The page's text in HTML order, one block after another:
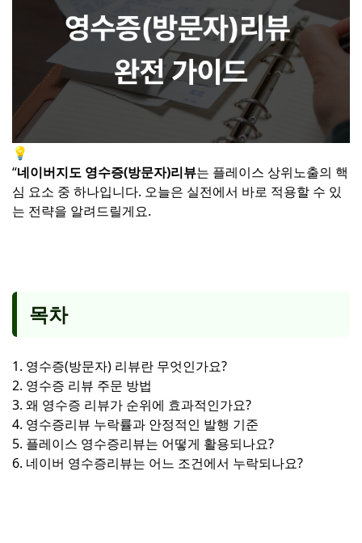
💡
“네이버지도 영수증(방문자)리뷰는 플레이스 상위노출의 핵
심 요소 중 하나입니다. 오늘은 실전에서 바로 적용할 수 있
는 전략을 알려드릴게요.
목차
1. 영수증(방문자) 리뷰란 무엇인가요?
2. 영수증 리뷰 주문 방법
3. 왜 영수증 리뷰가 순위에 효과적인가요?
4. 영수증리뷰 누락률과 안정적인 발행 기준
5. 플레이스 영수증리뷰는 어떻게 활용되나요?
6. 네이버 영수증리뷰는 어느 조건에서 누락되나요?